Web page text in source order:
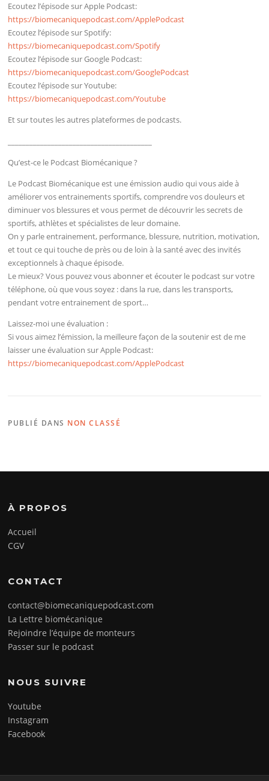
Ecoutez l’épisode sur Apple Podcast:
https://biomecaniquepodcast.com/ApplePodcast
Ecoutez l’épisode sur Spotify:
https://biomecaniquepodcast.com/Spotify
Ecoutez l’épisode sur Google Podcast:
https://biomecaniquepodcast.com/GooglePodcast
Ecoutez l’épisode sur Youtube:
https://biomecaniquepodcast.com/Youtube
Et sur toutes les autres plateformes de podcasts.
Qu’est-ce le Podcast Biomécanique ?
Le Podcast Biomécanique est une émission audio qui vous aide à
améliorer vos entrainements sportifs, comprendre vos douleurs et
diminuer vos blessures et vous permet de découvrir les secrets de
sportifs, athlètes et spécialistes de leur domaine.
On y parle entrainement, performance, blessure, nutrition, motivation,
et tout ce qui touche de près ou de loin à la santé avec des invités
exceptionnels à chaque épisode.
Le mieux? Vous pouvez vous abonner et écouter le podcast sur votre
téléphone, où que vous soyez : dans la rue, dans les transports,
pendant votre entrainement de sport…
Laissez-moi une évaluation :
Si vous aimez l’émission, la meilleure façon de la soutenir est de me
laisser une évaluation sur Apple Podcast:
https://biomecaniquepodcast.com/ApplePodcast
PUBLIÉ DANS NON CLASSÉ
À PROPOS
Accueil
CGV
CONTACT
contact@biomecaniquepodcast.com
La Lettre biomécanique
Rejoindre l’équipe de monteurs
Passer sur le podcast
NOUS SUIVRE
Youtube
Instagram
Facebook